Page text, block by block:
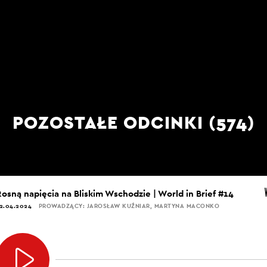
POZOSTAŁE ODCINKI (574)
napięcia na Bliskim Wschodzie | World in Brief #14
PROWADZĄCY: JAROSŁAW KUŹNIAR, MARTYNA MACONKO